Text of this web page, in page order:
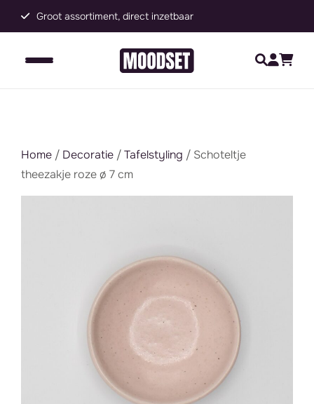
Groot assortiment, direct inzetbaar
Home / Decoratie /Tafelstyling / Schoteltje
theezakje roze ø 7 cm